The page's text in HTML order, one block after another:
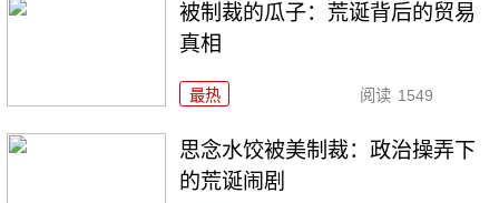
被制裁的瓜子：荒诞背后的贸易
真相
最热 阅读 1549
思念水饺被美制裁：政治操弄下
的荒诞闹剧